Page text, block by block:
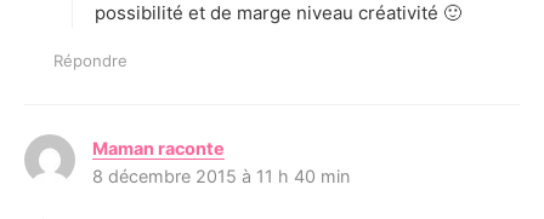
possibilité et de marge niveau créativité 🙂
Répondre
Maman raconte
i
8 décembre 2015 à 11 h 40 min